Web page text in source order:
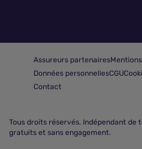
Assureurs partenaires
Données personnellesCGU
Contact
Tous droits réservés. Indépendant de
gratuits et sans engagement.